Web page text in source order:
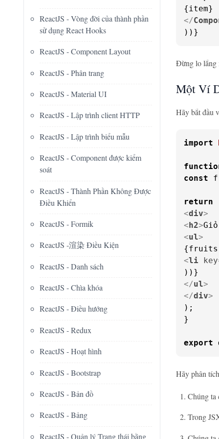
ReactJS - Vòng đời của thành phần
sử dụng React Hooks
ReactJS - Component Layout
ReactJS - Phân trang
ReactJS - Material UI
ReactJS - Lập trình client HTTP
ReactJS - Lập trình biểu mẫu
ReactJS - Component được kiểm
soát
ReactJS - Thành Phần Không Được
Điều Khiển
ReactJS - Formik
ReactJS -渲染 Điều Kiện
ReactJS - Danh sách
ReactJS - Chìa khóa
ReactJS - Điều hướng
ReactJS - Redux
ReactJS - Hoạt hình
ReactJS - Bootstrap
ReactJS - Bản đồ
ReactJS - Bảng
ReactJS - Quản lý Trạng thái bằng
</
))}
Đừng lo lắng
Một Ví
Hãy bắt đầu
import
const
return
<div>
<h2>
<ul>
<li key
</ul>
</div>
);
}
export
Hãy phân
Chúng ta
Trong